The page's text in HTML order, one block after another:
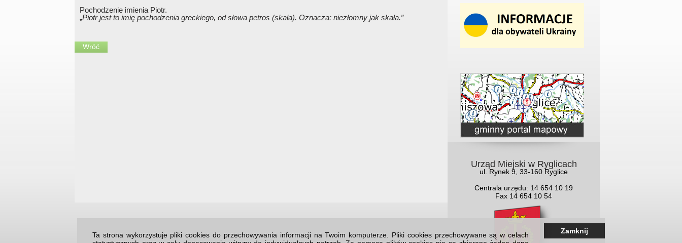
Pochodzenie imienia Piotr.
„Piotr jest to imię pochodzenia greckiego, od słowa petros (skała). Oznacza: niezłomny jak skała.”
Wróć
Urząd Miejski w Ryglicach
ul. Rynek 9, 33-160 Ryglice
Centrala urzędu: 14 654 10 19
Fax 14 654 10 54
Ta strona wykorzystuje pliki cookies do przechowywania informacji na Twoim komputerze. Pliki cookies przechowywane są w celach
Zamknij